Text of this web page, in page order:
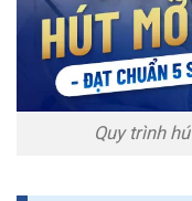
Quy trình